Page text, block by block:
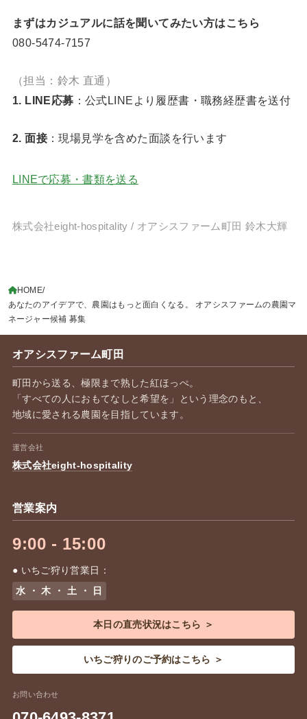
まずはカジュアルに話を聞いてみたい方はこちら
080-5474-7157
（担当：鈴木 直通）
1. LINE応募 ：公式LINEより履歴書・職務経歴書を送付
2. 面接：現場見学を含めた面談を行います
LINEで応募・書類を送る
株式会社eight-hospitality / オアシスファーム町田 鈴木大輝
HOME
あなたのアイデアで、農園はもっと面白くなる。 オアシスファームの農園マ
ネージャー候補 募集
オアシスファーム町田
町田から送る、極限まで熟した紅ほっぺ。
「すべての人におもてなしと希望を」という理念のもと、
地域に愛される農園を目指しています。
運営会社
株式会社eight-hospitality
営業案内
9:00 - 15:00
● いちご狩り営業日：
水 ・ 木 ・ 土 ・ 日
本日の直売状況はこちら ＞
いちご狩りのご予約はこちら ＞
お問い合わせ